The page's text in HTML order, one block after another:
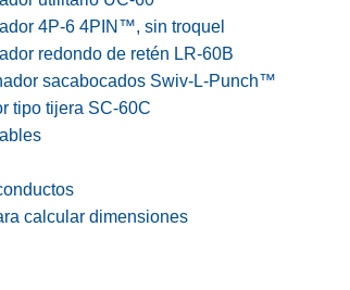
4P-6 4PIN™, sin troquel
redondo de retén LR-60B
sacabocados Swiv-L-Punch™
tipo tijera SC-60C
calcular dimensiones